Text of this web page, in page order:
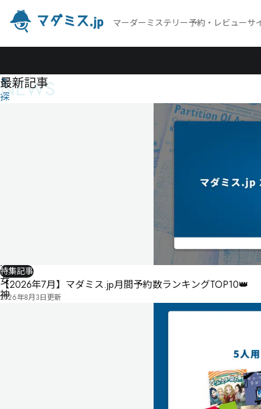
マーダーミステリー予約・レビューサ
を
探
～
女
神
NEWS
最新記事
特集記事
【2026年7月】マダミス.jp月間予約数ランキングTOP10👑
2026年8月3日更新